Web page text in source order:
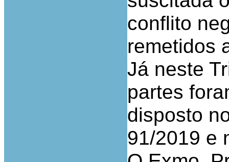
conflito
remetidos
Já neste
partes
disposto
91/2019 e